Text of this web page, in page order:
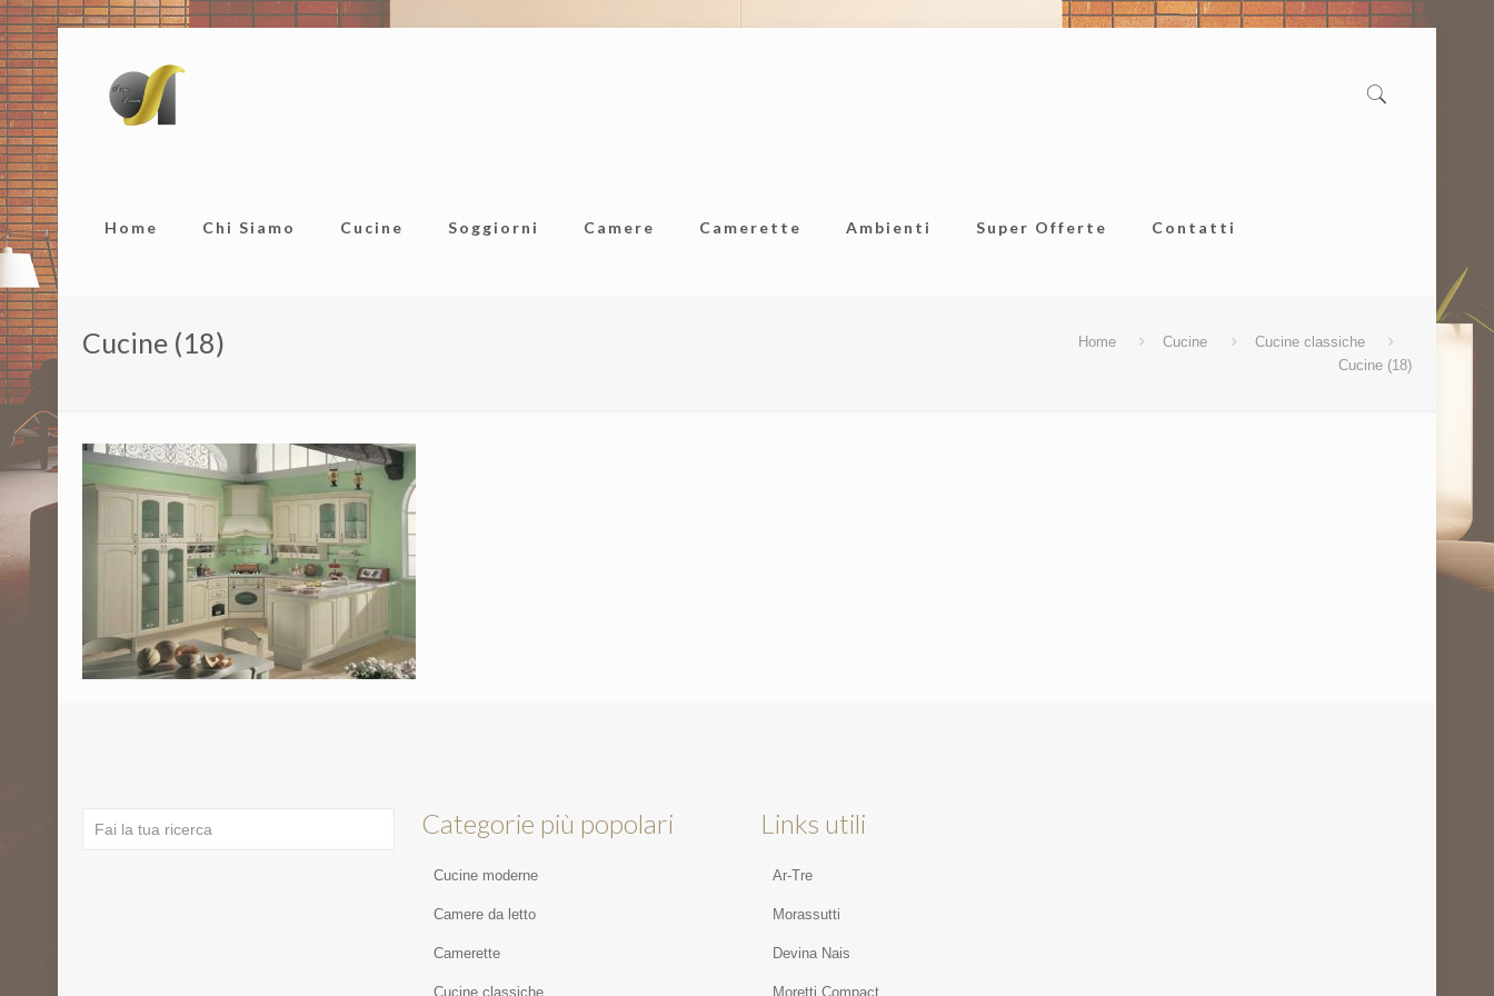
Home Chi Siamo Cucine Soggiorni Camere Camerette Ambienti Super Offerte Contatti
Cucine (18) Home Cucine
Cucine classiche
Cucine (18)
Categorie più popolari
Cucine moderne
Camere da letto
Camerette
Cucine classiche
Links utili
Ar-Tre
Morassutti
Devina Nais
Moretti Compact